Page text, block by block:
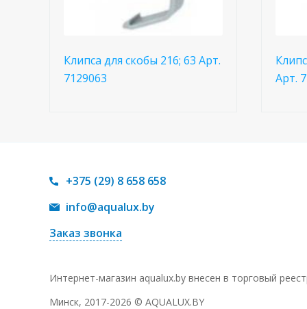
Клипса для скобы 216; 63 Арт.
7129063
Арт.
+375 (29) 8 658 658
info@aqualux.by
Заказ звонка
Интернет-магазин aqualux.by внесен в торговый
Минск, 2017-2026 © AQUALUX.BY